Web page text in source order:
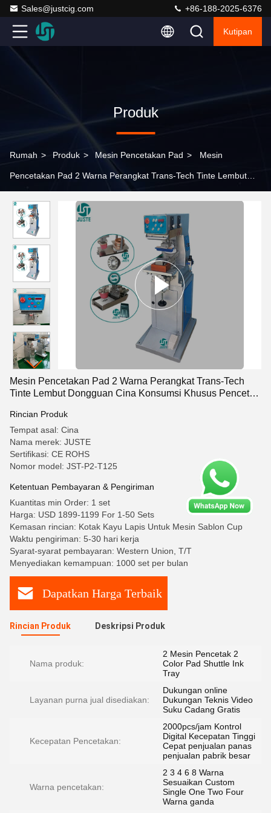
Sales@justcig.com +86-188-2025-6376
Kutipan
Produk
Rumah > Produk > Mesin Pencetakan Pad > Mesin
Pencetakan Pad 2 Warna Perangkat Trans-Tech Tinte Lembut
Mekanis
Mesin Pencetakan Pad 2 Warna Perangkat Trans-Tech
Tinte Lembut Dongguan Cina Konsumsi Khusus Pencetak
Rincian Produk
Tempat asal: Cina
Nama merek: JUSTE
Sertifikasi: CE ROHS
Nomor model: JST-P2-T125
Ketentuan Pembayaran & Pengiriman
Kuantitas min Order: 1 set
Harga: USD 1899-1199 For 1-50 Sets
Kemasan rincian: Kotak Kayu Lapis Untuk Mesin Sablon Cup
Waktu pengiriman: 5-30 hari kerja
Syarat-syarat pembayaran: Western Union, T/T
Menyediakan kemampuan: 1000 set per bulan
Dapatkan Harga Terbaik
Rincian Produk Deskripsi Produk
Nama produk:
2 Mesin Pencetak 2
Color Pad Shuttle Ink
Tray
Layanan purna jual disediakan:
Dukungan online
Dukungan Teknis Video
Suku Cadang Gratis
Kecepatan Pencetakan:
2000pcs/jam Kontrol
Digital Kecepatan Tinggi
Cepat penjualan panas
penjualan pabrik besar
Warna pencetakan:
2 3 4 6 8 Warna
Sesuaikan Custom
Single One Two Four
Warna ganda